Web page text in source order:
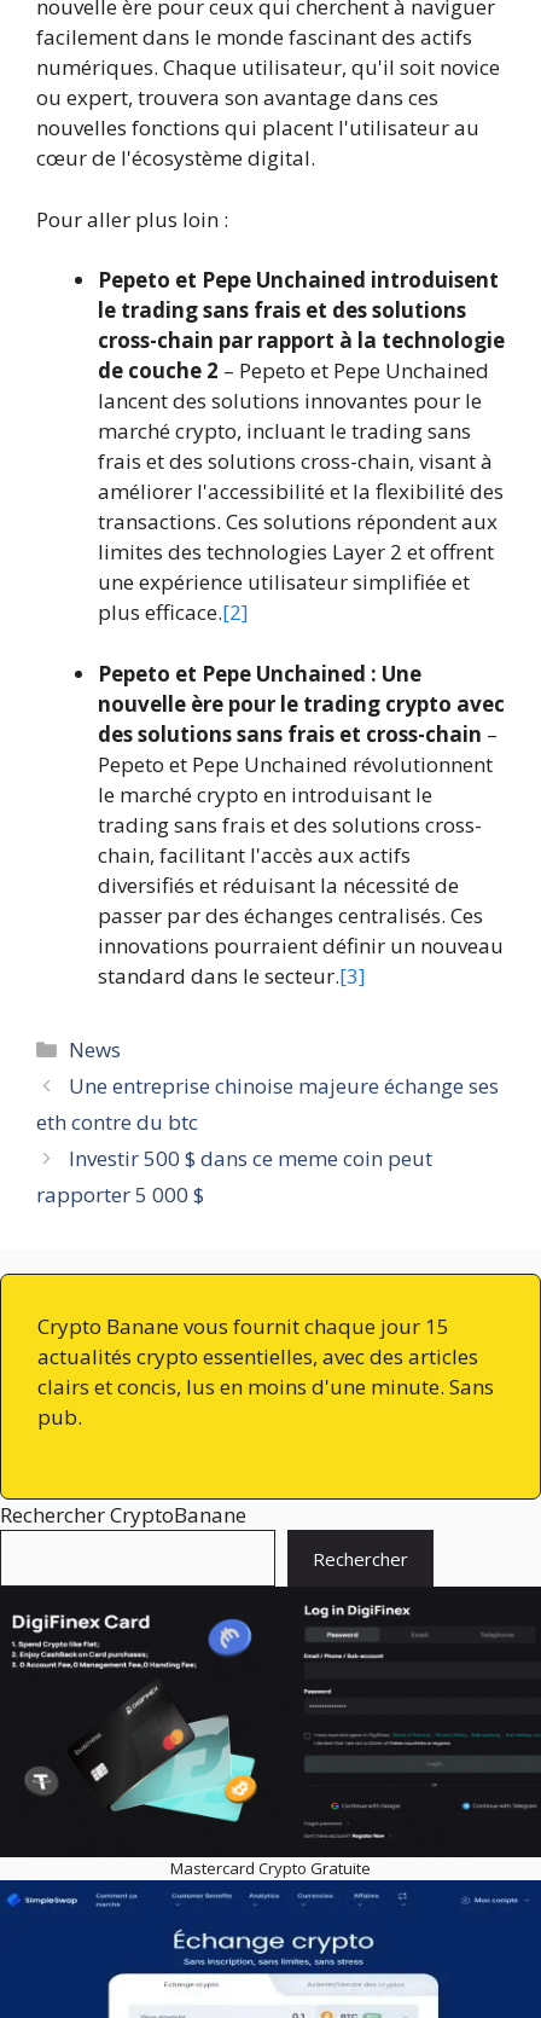
nouvelle ère pour ceux qui cherchent à naviguer
facilement dans le monde fascinant des actifs
numériques. Chaque utilisateur, qu'il soit novice
ou expert, trouvera son avantage dans ces
nouvelles fonctions qui placent l'utilisateur au
cœur de l'écosystème digital.
Pour aller plus loin :
Pepeto et Pepe Unchained introduisent
le trading sans frais et des solutions
cross-chain par rapport à la technologie
de couche 2 – Pepeto et Pepe Unchained
lancent des solutions innovantes pour le
marché crypto, incluant le trading sans
frais et des solutions cross-chain, visant à
améliorer l'accessibilité et la flexibilité des
transactions. Ces solutions répondent aux
limites des technologies Layer 2 et offrent
une expérience utilisateur simplifiée et
plus efficace.[2]
Pepeto et Pepe Unchained : Une
nouvelle ère pour le trading crypto avec
des solutions sans frais et cross-chain –
Pepeto et Pepe Unchained révolutionnent
le marché crypto en introduisant le
trading sans frais et des solutions cross-
chain, facilitant l'accès aux actifs
diversifiés et réduisant la nécessité de
passer par des échanges centralisés. Ces
innovations pourraient définir un nouveau
standard dans le secteur.[3]
Catégories
News
Une entreprise chinoise majeure échange ses
eth contre du btc
Investir 500 $ dans ce meme coin peut
rapporter 5 000 $
Crypto Banane vous fournit chaque jour 15
actualités crypto essentielles, avec des articles
clairs et concis, lus en moins d'une minute. Sans
pub.
Rechercher CryptoBanane
Rechercher
Mastercard Crypto Gratuite